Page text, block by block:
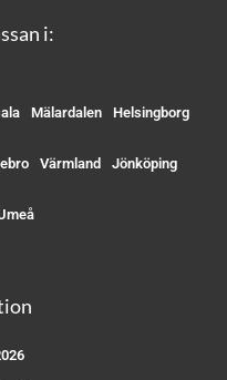
i:
Mälardalen Helsingborg
Värmland Jönköping